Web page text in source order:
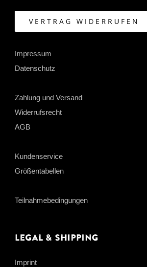
VERTRAG WIDERRUFEN
Impressum
Datenschutz
Zahlung und Versand
Widerrufsrecht
AGB
Kundenservice
Größentabellen
Teilnahmebedingungen
Legal & Shipping
Imprint